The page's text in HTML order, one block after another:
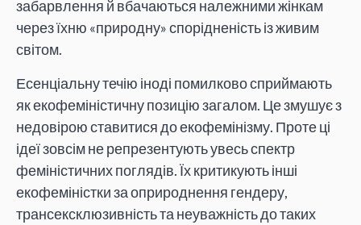
забарвлення й вбачаються належними жінкам
через їхню «природну» спорідненість із живим
світом.
Есенціальну течію іноді помилково сприймають
як екофеміністичну позицію загалом. Це змушує з
недовірою ставитися до екофемінізму. Проте ці
ідеї зовсім не репрезентують увесь спектр
феміністичних поглядів. Їх критикують інші
екофеміністки за оприроднення гендеру,
трансексклюзивність та неуважність до таких